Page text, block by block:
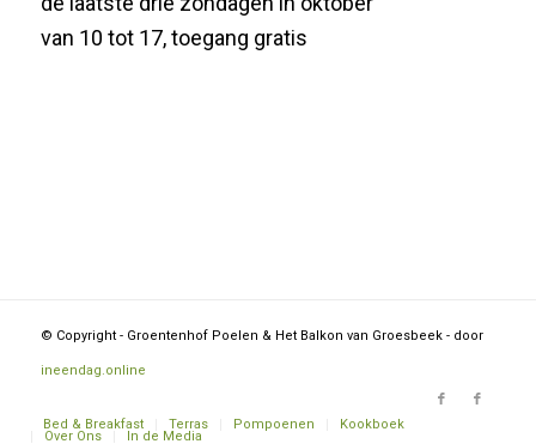
van 10 tot 17, toegang gratis
© Copyright - Groentenhof Poelen & Het Balkon van Groesbeek - door
ineendag.online
Bed & Breakfast Terras Pompoenen Kookboek
Over Ons In de Media